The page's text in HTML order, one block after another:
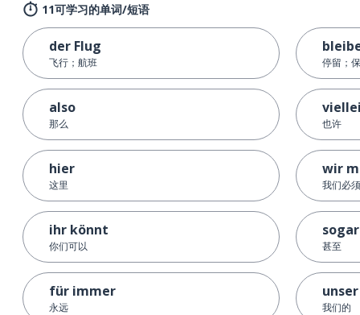
11可学习的单词/短语
der Flug
飞行；航班
also
那么
hier
这里
ihr könnt
你们可以
für immer
永远
停留；
也许
wir
我们必须
sogar
甚至
unser
我们的